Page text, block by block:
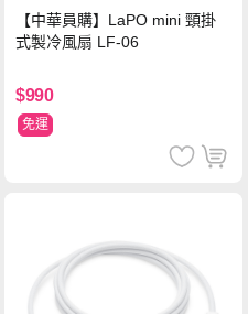
【中華員購】LaPO mini 頸掛
式製冷風扇 LF-06
$990
免運